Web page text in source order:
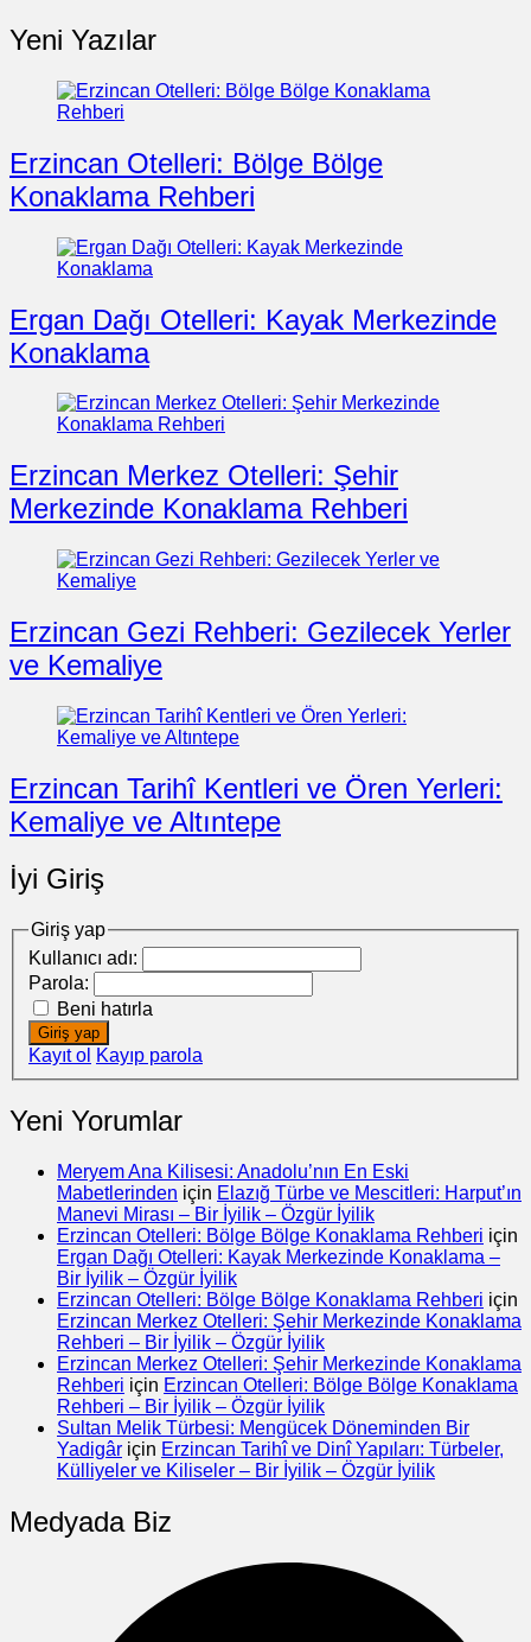
Yeni Yazılar
Erzincan Otelleri: Bölge Bölge
Konaklama Rehberi
Ergan Dağı Otelleri: Kayak Merkezinde
Konaklama
Erzincan Merkez Otelleri: Şehir
Merkezinde Konaklama Rehberi
Erzincan Gezi Rehberi: Gezilecek Yerler
ve Kemaliye
Erzincan Tarihî Kentleri ve Ören Yerleri:
Kemaliye ve Altıntepe
İyi Giriş
Giriş yap
Kullanıcı adı:
Parola:
Beni hatırla
Giriş yap
Kayıt ol Kayıp parola
Yeni Yorumlar
Meryem Ana Kilisesi: Anadolu’nın En Eski
Mabetlerinden için Elazığ Türbe ve Mescitleri: Harput’ın
Manevi Mirası – Bir İyilik – Özgür İyilik
Erzincan Otelleri: Bölge Bölge Konaklama Rehberi için
Ergan Dağı Otelleri: Kayak Merkezinde Konaklama –
Bir İyilik – Özgür İyilik
Erzincan Otelleri: Bölge Bölge Konaklama Rehberi için
Erzincan Merkez Otelleri: Şehir Merkezinde Konaklama
Rehberi – Bir İyilik – Özgür İyilik
Erzincan Merkez Otelleri: Şehir Merkezinde Konaklama
Rehberi için Erzincan Otelleri: Bölge Bölge Konaklama
Rehberi – Bir İyilik – Özgür İyilik
Sultan Melik Türbesi: Mengücek Döneminden Bir
Yadigâr için Erzincan Tarihî ve Dinî Yapıları: Türbeler,
Külliyeler ve Kiliseler – Bir İyilik – Özgür İyilik
Medyada Biz